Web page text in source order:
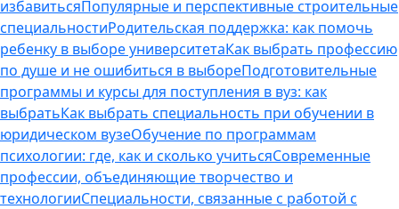
избавитьсяПопулярные и перспективные строительные
специальностиРодительская поддержка: как помочь
ребенку в выборе университетаКак выбрать профессию
по душе и не ошибиться в выбореПодготовительные
программы и курсы для поступления в вуз: как
выбратьКак выбрать специальность при обучении в
юридическом вузеОбучение по программам
психологии: где, как и сколько учитьсяСовременные
профессии, объединяющие творчество и
технологииСпециальности, связанные с работой с